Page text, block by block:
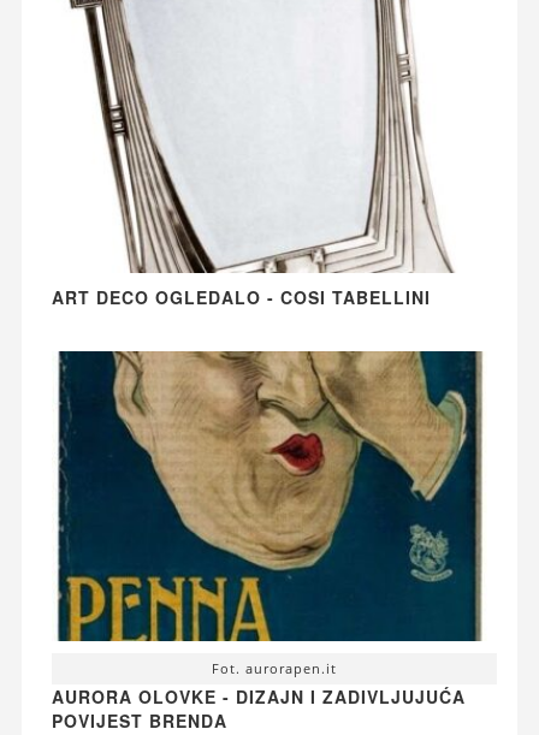
ART DECO OGLEDALO - COSI TABELLINI
Fot. aurorapen.it
AURORA OLOVKE - DIZAJN I ZADIVLJUJUĆA
POVIJEST BRENDA